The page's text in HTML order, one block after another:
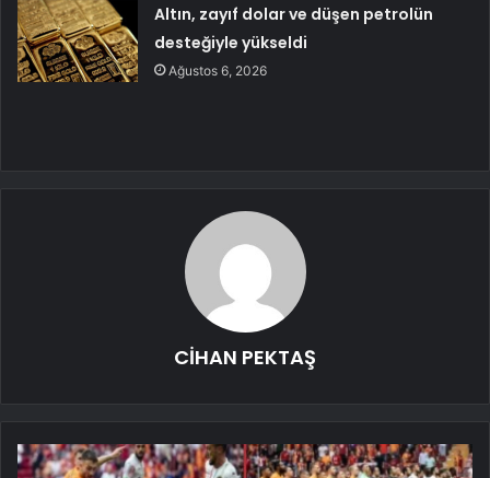
Altın, zayıf dolar ve düşen petrolün
desteğiyle yükseldi
Ağustos 6, 2026
CİHAN PEKTAŞ